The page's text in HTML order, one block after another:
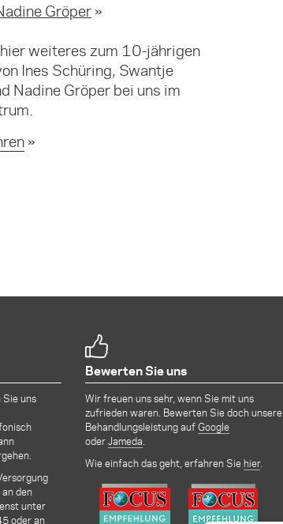
Gröper
weiteres zum 10-jährigen
Ines Schüring, Swantje
Nadine Gröper bei uns im
Sie uns
den
unter
oder an
Bewerten Sie uns
Wir freuen uns sehr, wenn Sie mit uns
zufrieden waren. Bewerten Sie doch unsere
Behandlungsleistung aufGoogle
oderJameda.
Wie einfach das geht, erfahren Siehier.